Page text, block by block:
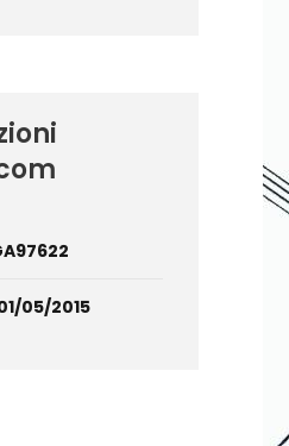
05/2015